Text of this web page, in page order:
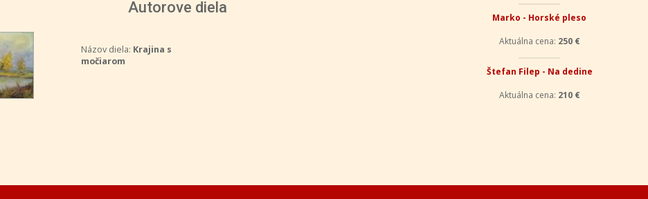
Autorove diela
Názov diela: Krajina s
močiarom